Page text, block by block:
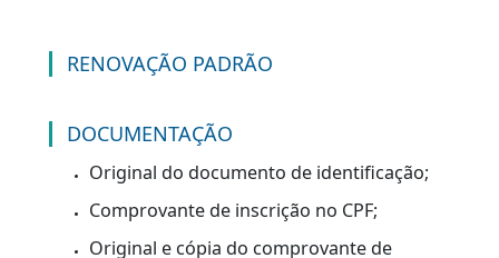
O condutor que desejar obter a via física
do documento (CNH impressa) deverá
solicitar o serviço de 2ª via de CNH,
mediante pagamento da taxa